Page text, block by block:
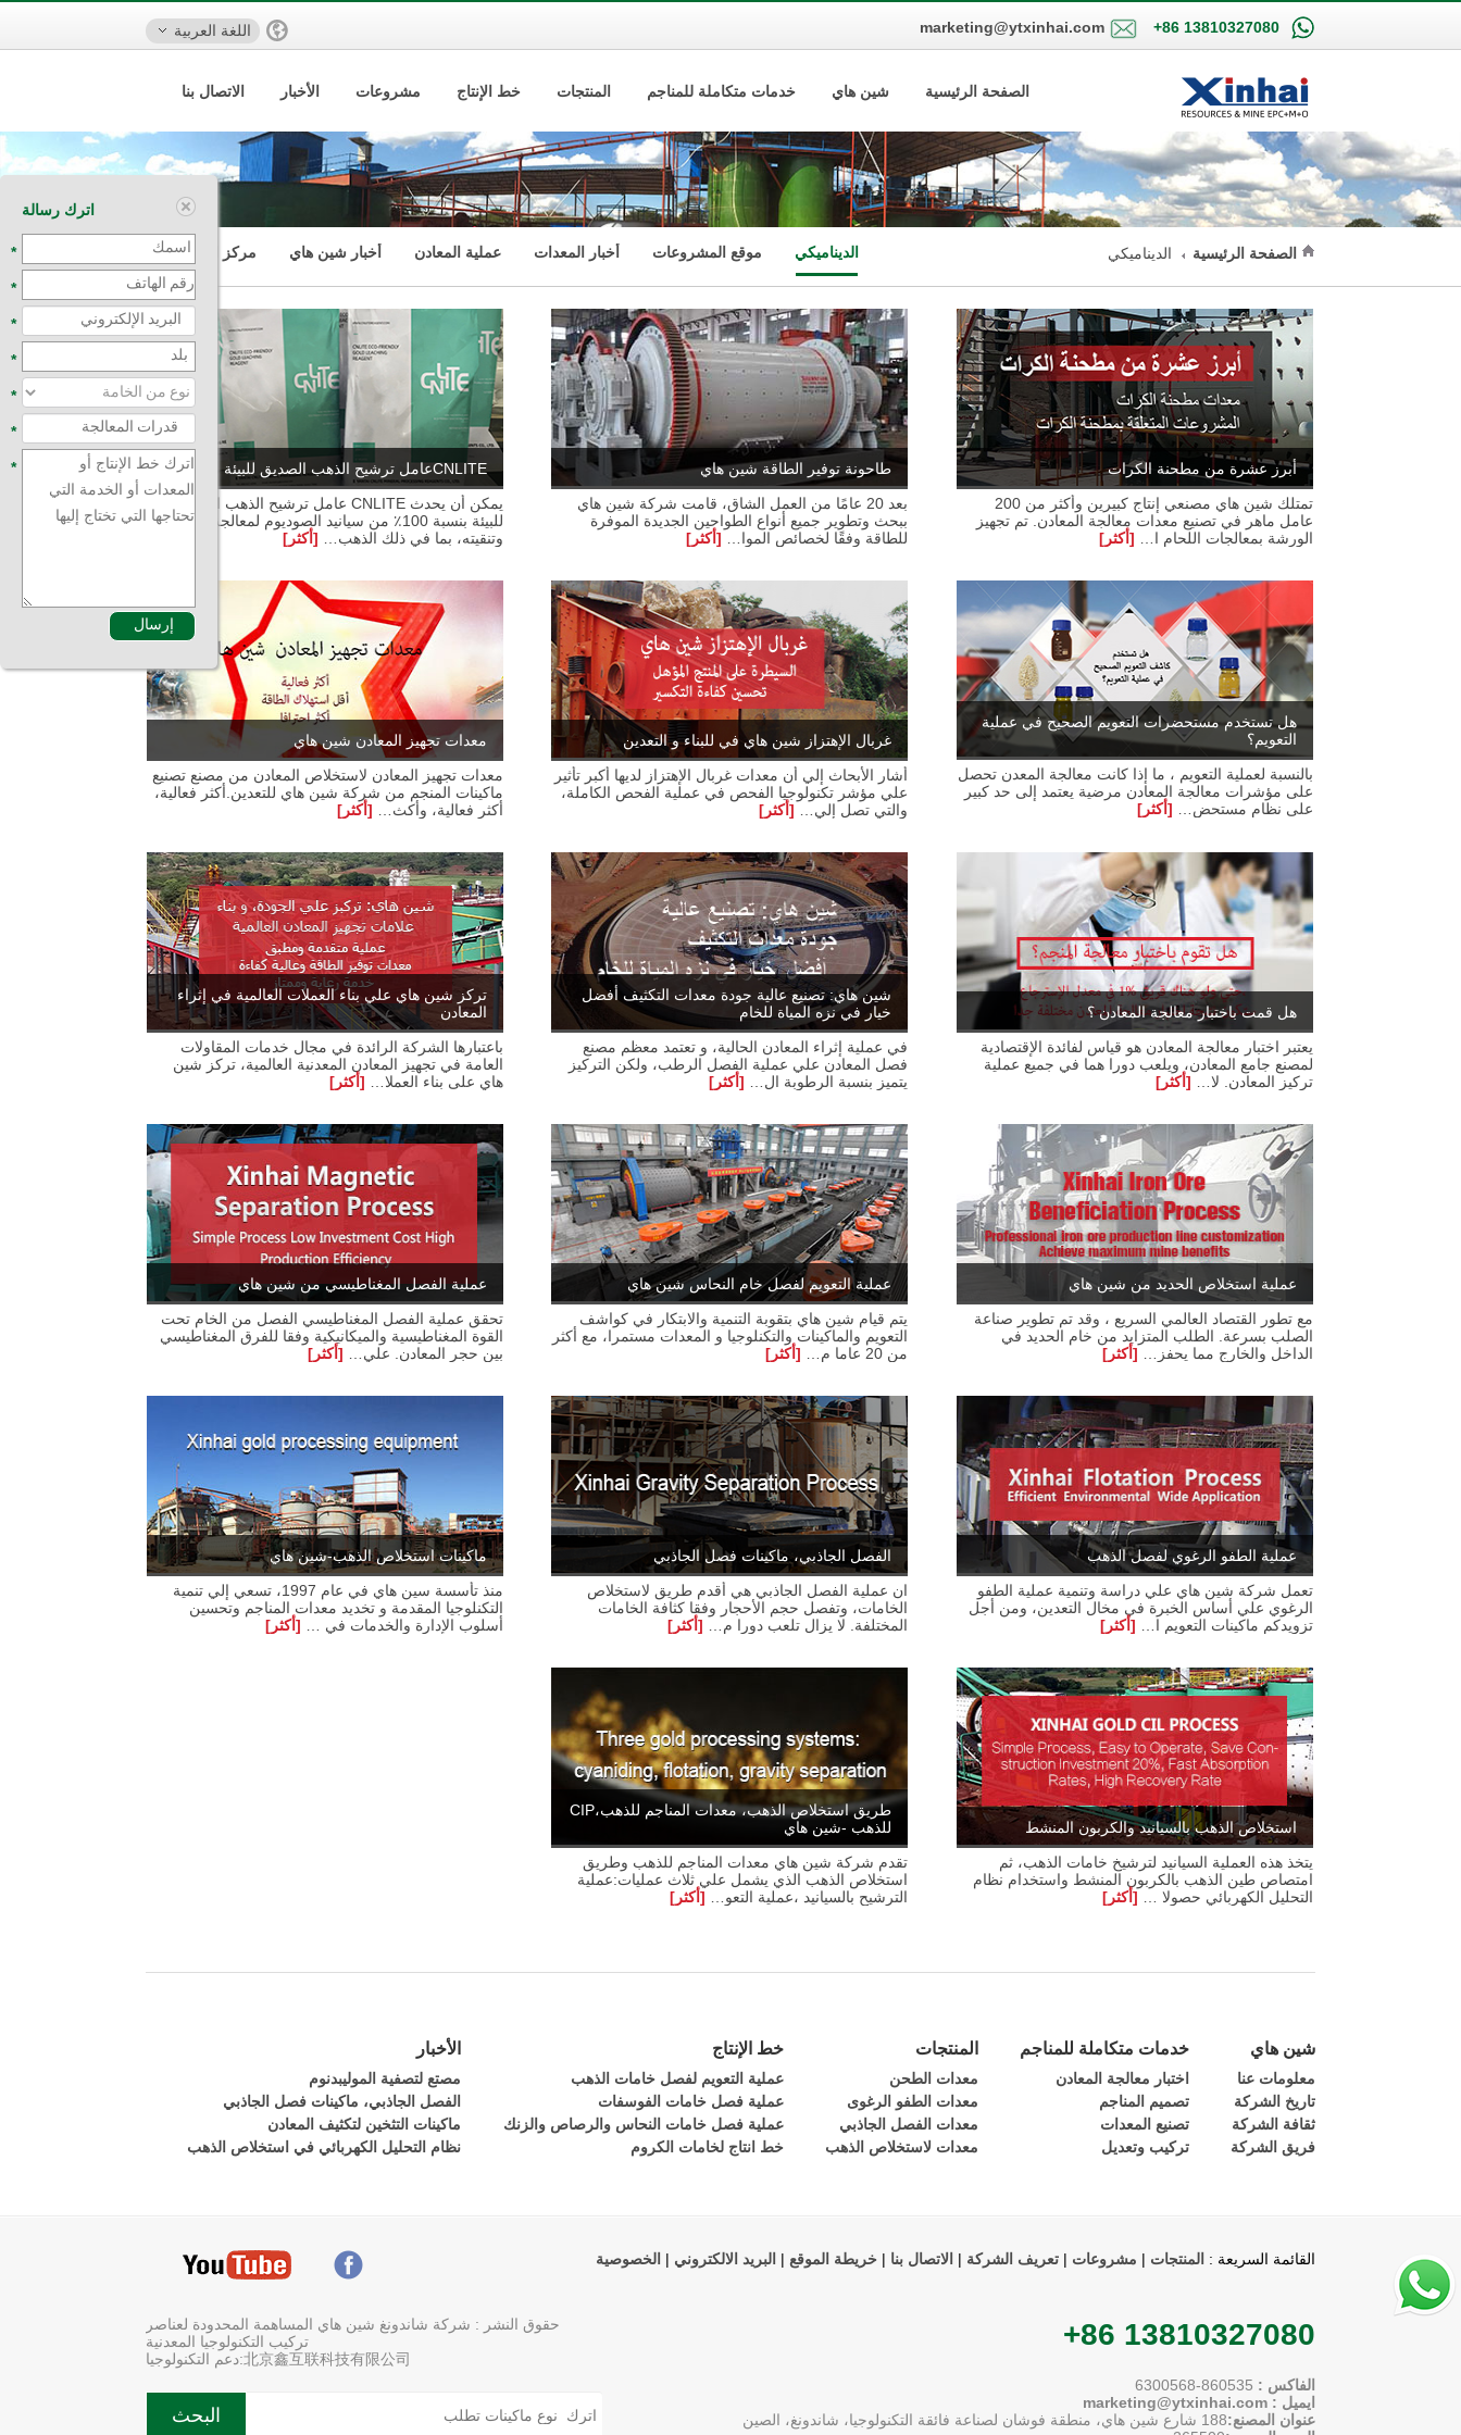
اللغة العربية marketing@ytxinhai.com +86 13810327080
الصفحة الرئيسية شين هاي خدمات متكاملة للمناجم المنتجات خط الإنتاج مشروعات الأخبار الاتصال بنا
مركز الفيديو أخبار شين هاي عملية المعادن أخبار المعدات موقع المشروعات الديناميكي الصفحة الرئيسية الديناميكي
أبرز عشرة من مطحنة الكرات
تمتلك شين هاي مصنعي إنتاج كبيرين وأكثر من 200
عامل ماهر في تصنيع معدات معالجة المعادن. تم تجهيز
الورشة بمعالجات اللحام ا… [أكثر]
طاحونة توفير الطاقة شين هاي
بعد 20 عامًا من العمل الشاق، قامت شركة شين هاي
ببحث وتطوير جميع أنواع الطواحين الجديدة الموفرة
للطاقة وفقًا لخصائص الموا… [أكثر]
CNLITEعامل ترشيح الذهب الصديق للبيئة
يمكن أن يحدث CNLITE عامل ترشيح الذهب الصديق
للبيئة بنسبة 100٪ من سيانيد الصوديوم لمعالجة الذهب
وتنقيته، بما في ذلك الذهب… [أكثر]
هل تستخدم مستحضرات التعويم الصحيح في عملية
التعويم؟
بالنسبة لعملية التعويم ، ما إذا كانت معالجة المعدن تحصل
على مؤشرات معالجة المعادن مرضية يعتمد إلى حد كبير
على نظام مستحض… [أكثر]
غربال الإهتزاز شين هاي في للبناء و التعدين
أشار الأبحاث إلي أن معدات غربال الإهتزاز لديها أكبر تأثير
علي مؤشر تكنولوجيا الفحص في عملية الفحص الكاملة،
والتي تصل إلي… [أكثر]
معدات تجهيز المعادن شين هاي
معدات تجهيز المعادن لاستخلاص المعادن من مصنع تصنيع
ماكينات المنجم من شركة شين هاي للتعدين.أكثر فعالية،
أكثر فعالية، وأكث… [أكثر]
هل قمت باختبار معالجة المعادن ؟
يعتبر اختبار معالجة المعادن هو قياس لفائدة الإقتصادية
لمصنع جامع المعادن، ويلعب دورا هما في جميع عملية
تركيز المعادن. لا… [أكثر]
شين هاي: تصنيع عالية جودة معدات التكثيف أفضل
خيار في نزه المياة للخام
في عملية إثراء المعادن الحالية، و تعتمد معظم مصنع
فصل المعادن علي عملية الفصل الرطب، ولكن التركيز
يتميز بنسبة الرطوبة ال… [أكثر]
تركز شين هاي علي بناء العملات العالمية في إثراء
المعادن
باعتبارها الشركة الرائدة في مجال خدمات المقاولات
العامة في تجهيز المعادن المعدنية العالمية، تركز شين
هاي على بناء العملا… [أكثر]
عملية استخلاص الحديد من شين هاي
مع تطور القتصاد العالمي السريع ، وقد تم تطوير صناعة
الصلب بسرعة. الطلب المتزايد من خام الحديد في
الداخل والخارج مما يحفز… [أكثر]
عملية التعويم لفصل خام النحاس شين هاي
يتم قيام شين هاي بتقوبة التنمية والابتكار في كواشف
التعويم والماكينات والتكنلوجيا و المعدات مستمرا، مع أكثر
من 20 عاما م…
[أكثر]
عملية الفصل المغناطيسي من شين هاي
تحقق عملية الفصل المغناطيسي الفصل من الخام تحت
القوة المغناطيسية والميكانيكية وفقا للفرق المغناطيسي
بين حجر المعادن. علي… [أكثر]
عملية الطفو الرغوي لفصل الذهب
تعمل شركة شين هاي علي دراسة وتنمية عملية الطفو
الرغوي علي أساس الخبرة في مخال التعدين، ومن أجل
تزويدكم ماكينات التعويم ا… [أكثر]
الفصل الجاذبي، ماكينات فصل الجاذبي
ان عملية الفصل الجاذبي هي أقدم طريق لاستخلاص
الخامات، وتفصل حجم الأحجار وفقا كثافة الخامات
المختلفة. لا يزال تلعب دورا م… [أكثر]
ماكينات استخلاص الذهب-شين هاي
منذ تأسسة سين هاي في عام 1997، تسعي إلي تنمية
التكنلوجيا المقدمة و تخديد معدات المناجم وتحسين
أسلوب الإدارة والخدمات في … [أكثر]
استخلاص الذهب بالسيانيد والكربون المنشط
يتخذ هذه العملية السيانيد لترشيخ خامات الذهب، ثم
امتصاص طين الذهب بالكربون المنشط واستخدام نظام
التحليل الكهربائي حصولا … [أكثر]
طريق استخلاص الذهب، معدات المناجم للذهب،CIP
للذهب -شين هاي
تقدم شركة شين هاي معدات المناجم للذهب وطريق
استخلاص الذهب الذي يشمل علي ثلاث عمليات:عملية
الترشيح بالسيانيد ،عملية التعو… [أكثر]
شين هاي
معلومات عنا
تاريخ الشركة
ثقافة الشركة
فريق الشركة
خدمات متكاملة للمناجم
اختبار معالجة المعادن
تصميم المناجم
تصنيع المعدات
تركيب وتعديل
المنتجات
معدات الطحن
معدات الطفو الرغوى
معدات الفصل الجاذبي
معدات لاستخلاص الذهب
خط الإنتاج
عملية التعويم لفصل خامات الذهب
عملية فصل خامات الفوسفات
عملية فصل خامات النحاس والرصاص والزنك
خط انتاج لخامات الكروم
الأخبار
مصتع لتصفية الموليبدنوم
الفصل الجاذبي، ماكينات فصل الجاذبي
ماكينات التثخين لتكثيف المعادن
نظام التحليل الكهربائي في استخلاص الذهب
القائمة السريعة : المنتجات | مشروعات |تعريف الشركة | الاتصال بنا |خريطة الموقع | البريد الالكتروني | الخصوصية
+86 13810327080
الفاكس : 860535-6300568
ايميل : marketing@ytxinhai.com
عنوان المصنع:188 شارع شين هاي، منطقة فوشان لصناعة فائقة التكنولوجيا، شاندونغ، الصين
حقوق النشر : شركة شاندونغ شين هاي المساهمة المحدودة لعناصر
تركيب التكنولوجيا المعدنية
北京鑫互联科技有限公司:دعم التكنولوجيا
اترك رسالة
*
*
*
*
*
*
*